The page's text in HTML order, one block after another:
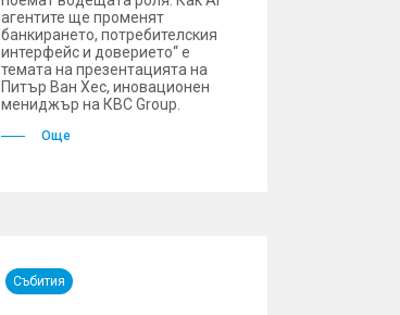
агентите ще променят
банкирането, потребителския
интерфейс и доверието“ е
темата на презентацията на
Питър Ван Хес, иновационен
мениджър на КВС Group.
Още
Събития